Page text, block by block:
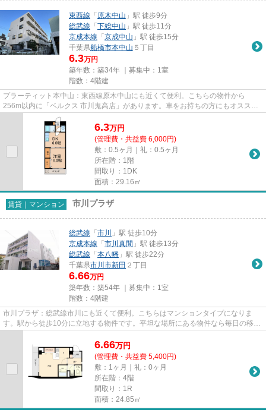
東西線 「 原木中山 」駅 徒歩9分
総武線 「 下総中山 」駅 徒歩11分
京成本線 「 京成中山 」駅 徒歩15分
千葉県船橋市本中山 ５丁目
6.3万円
築年数：築34年 ｜募集中： 1室
階数：4階建
プラーティット本中山：東西線原木中山にも近くて便利。こちらの物件から
256m以内に「ベルクス 市川鬼高店」があります。車をお持ちの方にもオススメ
の、自走式駐車場を利用できる物件...
6.3万円
(管理費・共益費 6,000円)
敷：0.5ヶ月｜礼：0.5ヶ月
所在階：1階
間取り：1DK
面積：29.16㎡
賃貸｜マンション 市川プラザ
総武線 「 市川
」駅 徒歩10分
京成本線 「 市川真間 」駅 徒歩13分
総武線 「 本八幡 」駅 徒歩22分
千葉県市川市新田 ２丁目
6.66万円
築年数：築54年 ｜募集中： 1室
階数：4階建
市川プラザ：総武線市川にも近くて便利。こちらはマンションタイプになりま
す。駅から徒歩10分に立地する物件です。平坦な場所にある物件なら毎日の移動
6.66万円
(管理費・共益費 5,400円)
敷：1ヶ月｜礼：0ヶ月
所在階：4階
間取り：1R
面積：24.85㎡